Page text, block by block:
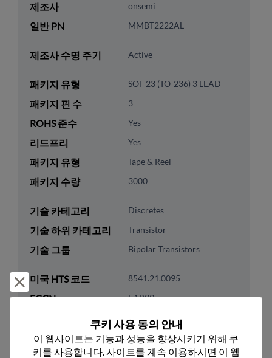
제조사 onsemi
일반 PN MMBT2222AL
제조사 수명 주기 Active
패키지 유형 SOT-23 (TO-236) 3 LEAD
패키지 핀 수 3
ROHS 준수 Yes
리드프리 Yes
패키지 유형 Tape & Reel
패키지 수량 3000
기술 카테고리 Discretes
기술 하위 카테고리 Transistor
기술 그룹 Bipolar Transistors
미국 HTS 코드 8541.21.0095
ECCN EAR99
거부 및 닫기
쿠키 사용 동의 안내
이 웹사이트는 기능과 성능을 향상시키기 위해 쿠
키를 사용합니다. 사이트를 계속 이용하시면 이 웹